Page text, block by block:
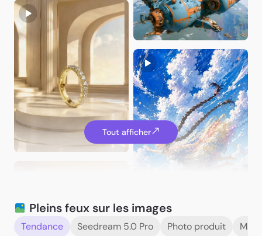
Tout afficher
Zili
Rossman64
catali_es_yufei
Pleins feux sur les images
Tendance Seedream 5.0 Pro Photo produit